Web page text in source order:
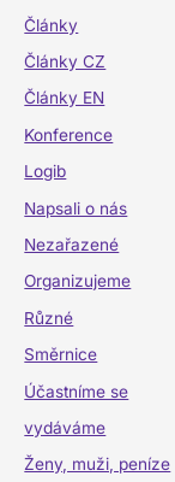
Články
Články CZ
Články EN
Konference
Logib
Napsali o nás
Nezařazené
Organizujeme
Různé
Směrnice
Účastníme se
vydáváme
Ženy, muži, peníze